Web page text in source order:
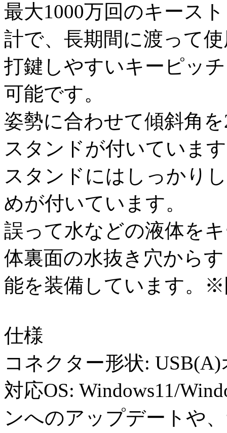
最大1000万回のキース
計で、長期間に渡って
打鍵しやすいキーピッ
可能です。
姿勢に合わせて傾斜角
スタンドが付いていま
スタンドにはしっかり
めが付いています。
誤って水などの液体を
体裏面の水抜き穴から
能を装備しています。
仕様
コネクター形状: USB(A)
対応OS: Windows11/
ンへのアップデートや